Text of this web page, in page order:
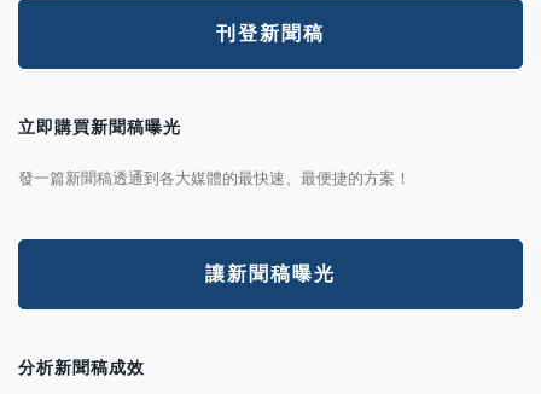
刊登新聞稿
立即購買新聞稿曝光
發一篇新聞稿透通到各大媒體的最快速、最便捷的方案！
讓新聞稿曝光
分析新聞稿成效